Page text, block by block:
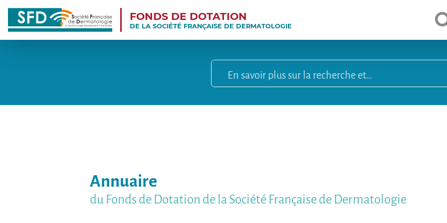
FONDS DE DOTATION
DE LA SOCIÉTÉ FRANÇAISE DE DERMATOLOGIE
Annuaire
du Fonds de Dotation de la Société Française de Dermatologie